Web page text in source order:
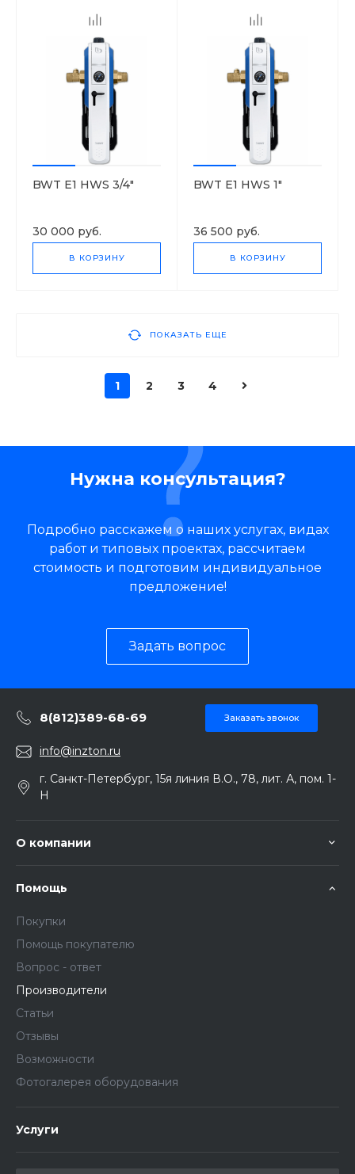
BWT E1 HWS 3/4"
30 000 руб.
В КОРЗИНУ
BWT E1 HWS 1"
36 500 руб.
В КОРЗИНУ
ПОКАЗАТЬ ЕЩЕ
1 2 3 4
Нужна консультация?
Подробно расскажем о наших услугах, видах
работ и типовых проектах, рассчитаем
стоимость и подготовим индивидуальное
предложение!
Задать вопрос
8(812)389-68-69 Заказать звонок
info@inzton.ru
г. Санкт-Петербург, 15я линия В.О., 78, лит. А, пом. 1-
Н
О компании
Помощь
Покупки
Помощь покупателю
Вопрос - ответ
Производители
Статьи
Отзывы
Возможности
Фотогалерея оборудования
Услуги